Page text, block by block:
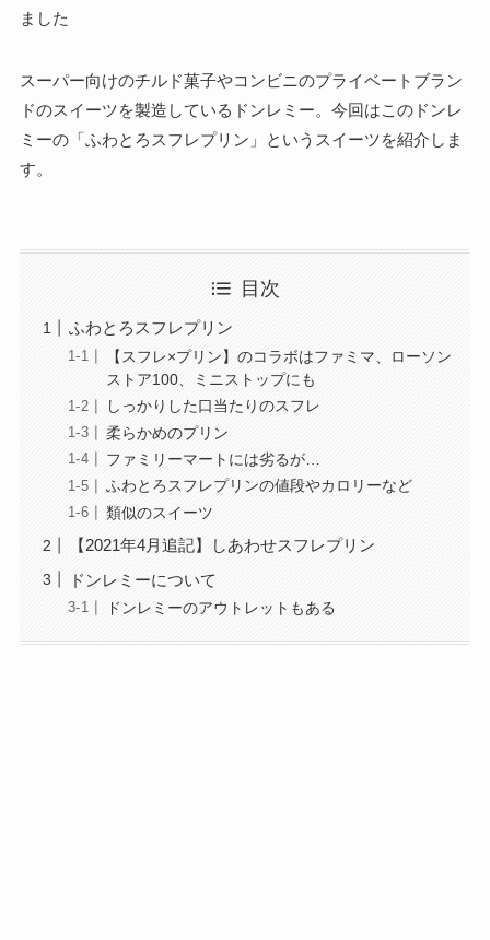
ました
スーパー向けのチルド菓子やコンビニのプライベートブラン
ドのスイーツを製造しているドンレミー。今回はこのドンレ
ミーの「ふわとろスフレプリン」というスイーツを紹介しま
す。
目次
ふわとろスフレプリン
【スフレ×プリン】のコラボはファミマ、ローソン
ストア100、ミニストップにも
しっかりした口当たりのスフレ
柔らかめのプリン
ファミリーマートには劣るが…
ふわとろスフレプリンの値段やカロリーなど
類似のスイーツ
【2021年4月追記】しあわせスフレプリン
ドンレミーについて
ドンレミーのアウトレットもある